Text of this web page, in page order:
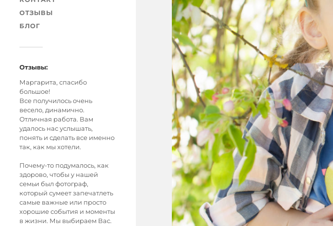
ОТЗЫВЫ
БЛОГ
Отзывы:
Маргарита, спасибо
большое!
Все получилось очень
весело, динамично.
Отличная работа. Вам
удалось нас услышать,
понять и сделать все именно
так, как мы хотели.
Почему-то подумалось, как
здорово, чтобы у нашей
семьи был фотограф,
который сумеет запечатлеть
самые важные или просто
хорошие события и моменты
в жизни. Мы выбираем Вас.